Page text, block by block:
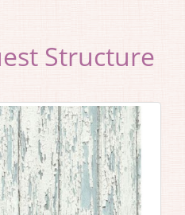
Structure